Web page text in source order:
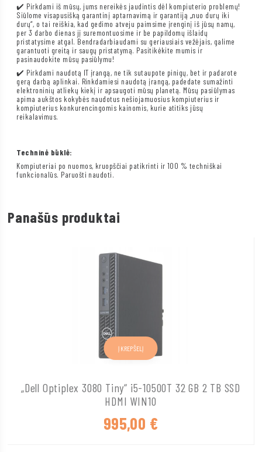
✔️ Pirkdami iš mūsų, jums nereikės jaudintis dėl kompiuterio problemų!
Siūlome visapusišką garantinį aptarnavimą ir garantiją „nuo durų iki
durų“, o tai reiškia, kad gedimo atveju paimsime įrenginį iš jūsų namų,
per 3 darbo dienas jį suremontuosime ir be papildomų išlaidų
pristatysime atgal. Bendradarbiaudami su geriausiais vežėjais, galime
garantuoti greitą ir saugų pristatymą. Pasitikėkite mumis ir
pasinaudokite mūsų pasiūlymu!
✔️ Pirkdami naudotą IT įrangą, ne tik sutaupote pinigų, bet ir padarote
gerą darbą aplinkai. Rinkdamiesi naudotą įrangą, padedate sumažinti
elektroninių atliekų kiekį ir apsaugoti mūsų planetą. Mūsų pasiūlymas
apima aukštos kokybės naudotus nešiojamuosius kompiuterius ir
kompiuterius konkurencingomis kainomis, kurie atitiks jūsų
reikalavimus.
Techninė būklė:
Kompiuteriai po nuomos, kruopščiai patikrinti ir 100 % techniškai
funkcionalūs. Paruošti naudoti.
Panašūs produktai
„Dell Optiplex 3080 Tiny“ i5-10500T 32 GB 2 TB SSD
HDMI WIN10
995,00 €
Į KREPŠELĮ